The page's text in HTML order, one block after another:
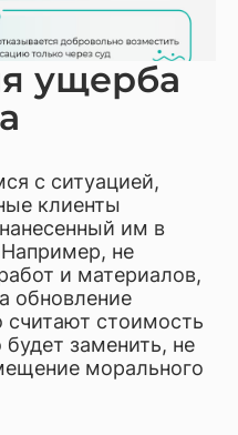
ущерба
с ситуацией,
клиенты
им в
Например, не
и материалов,
обновление
считают стоимость
заменить, не
морального